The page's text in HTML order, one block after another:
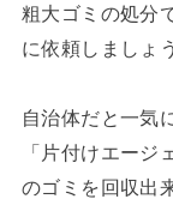
粗大ゴミの処分
に依頼しましょ
自治体だと一気
「片付けエー
のゴミを回収出